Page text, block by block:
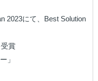
2023にて、Best Solution
賞
」